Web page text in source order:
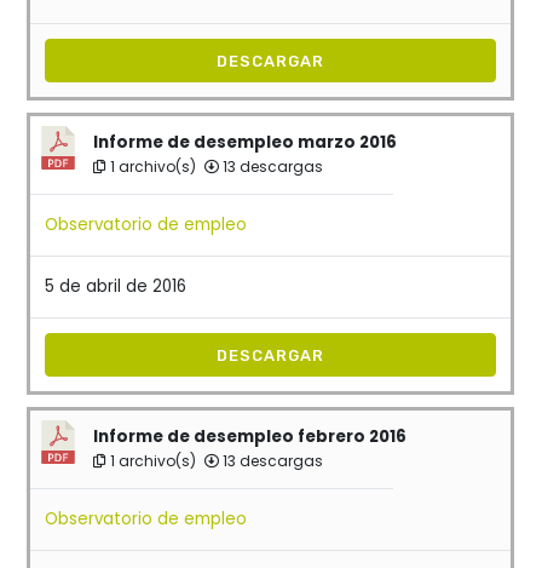
DESCARGAR
Informe de desempleo marzo 2016
1 archivo(s) 13 descargas
Observatorio de empleo
5 de abril de 2016
DESCARGAR
Informe de desempleo febrero 2016
1 archivo(s) 13 descargas
Observatorio de empleo